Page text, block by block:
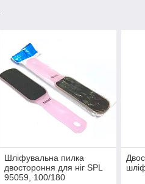
Шліфувальна пилка
двостороння для ніг SPL
95059, 100/180